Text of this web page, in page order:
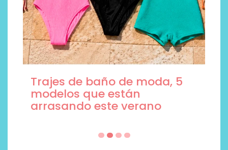
Trajes de baño de moda, 5
modelos que están
arrasando este verano